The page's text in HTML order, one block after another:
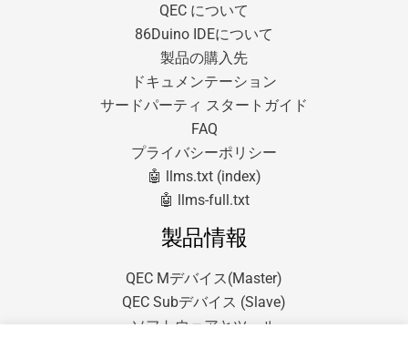
QEC について
86Duino IDEについて
製品の購入先
ドキュメンテーション
サードパーティ スタートガイド
FAQ
プライバシーポリシー
🤖 llms.txt (index)
🤖 llms-full.txt
製品情報
QEC Mデバイス(Master)
QEC Subデバイス (Slave)
ソフトウェアとツール